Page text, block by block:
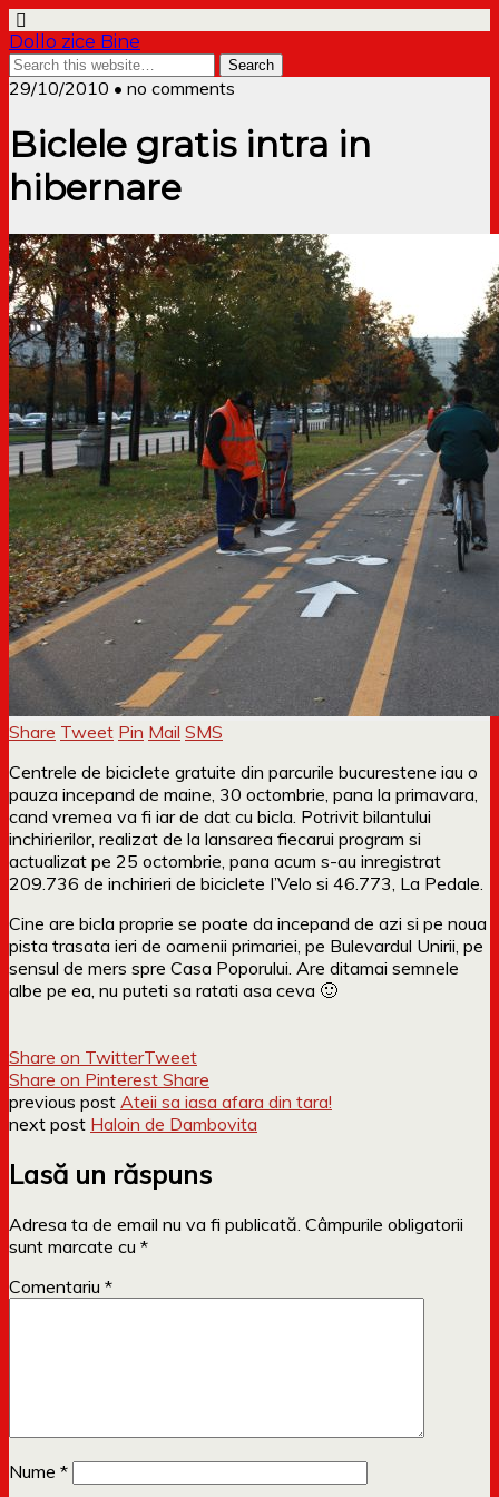
Dollo zice Bine
29/10/2010 • no comments
Biclele gratis intra in
hibernare
Share Tweet Pin Mail SMS
Centrele de biciclete gratuite din parcurile bucurestene iau o
pauza incepand de maine, 30 octombrie, pana la primavara,
cand vremea va fi iar de dat cu bicla. Potrivit bilantului
inchirierilor, realizat de la lansarea fiecarui program si
actualizat pe 25 octombrie, pana acum s-au inregistrat
209.736 de inchirieri de biciclete I’Velo si 46.773, La Pedale.
Cine are bicla proprie se poate da incepand de azi si pe noua
pista trasata ieri de oamenii primariei, pe Bulevardul Unirii, pe
sensul de mers spre Casa Poporului. Are ditamai semnele
albe pe ea, nu puteti sa ratati asa ceva 🙂
Share on TwitterTweet
Share on Pinterest Share
previous post Ateii sa iasa afara din tara!
next post Haloin de Dambovita
Lasă un răspuns
Adresa ta de email nu va fi publicată. Câmpurile obligatorii
sunt marcate cu *
Comentariu *
Nume *